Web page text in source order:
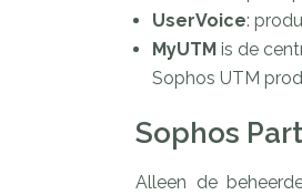
UserVoice:
MyUTM is de
Sophos UTM
Sophos
Alleen de